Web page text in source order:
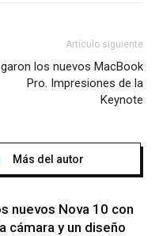
Artículo siguiente
los nuevos MacBook
Pro. Impresiones de la
Keynote
Más del autor
nuevos Nova 10 con
cámara y un diseño